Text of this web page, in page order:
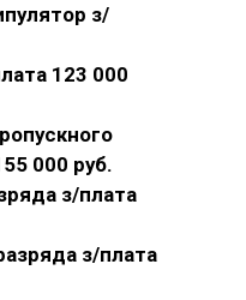
з/
123 000
000 руб.
з/плата
з/плата